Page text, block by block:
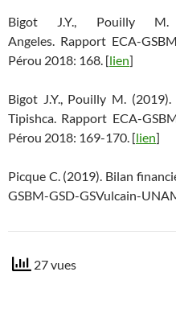
Bigot J.Y., Pouilly
Angeles. Rapport ECA-
Pérou 2018: 168. [lien]
Bigot J.Y., Pouilly M.
Tipishca. Rapport ECA-
Pérou 2018: 169-170. [lien]
Picque C. (2019). Bilan
GSBM-GSD-GSVulcain-
27 vues